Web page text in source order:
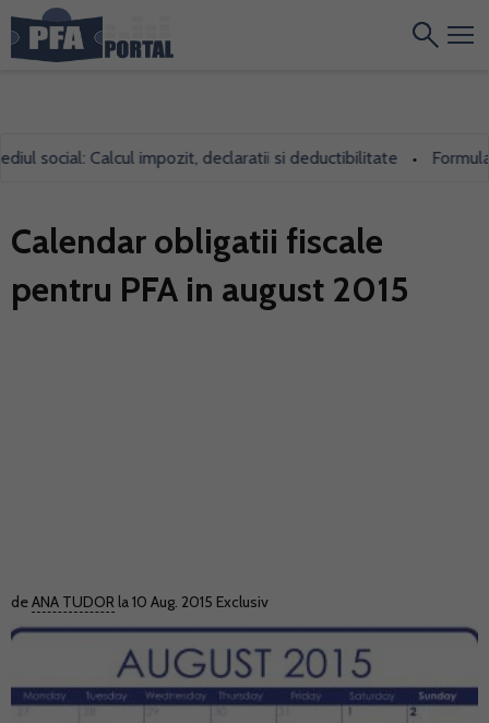
social: Calcul impozit, declaratii si deductibilitate •
Calendar obligatii fiscale
pentru PFA in august 2015
deANA TUDOR la 10 Aug. 2015 Exclusiv